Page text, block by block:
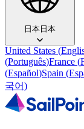
日本日本
United States (
(Português)France (
(Español)Spain (
국어)